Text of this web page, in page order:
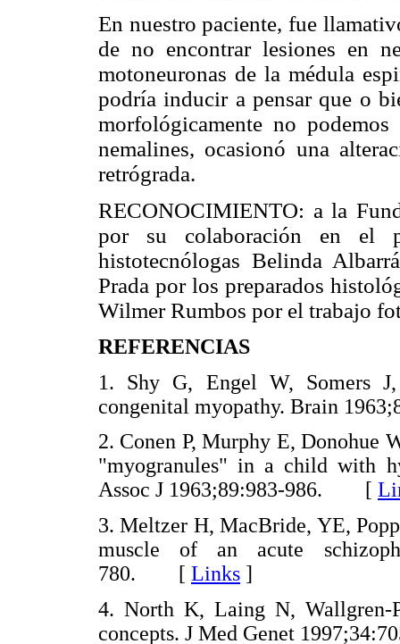
En nuestro paciente, fue
de no encontrar lesiones en
motoneuronas de la médula
podría inducir a pensar que o
morfológicamente no
nemalines, ocasionó una
retrógrada.
RECONOCIMIENTO: a la
por su colaboración en el
histotecnólogas Belinda
Prada por los preparados
Wilmer Rumbos por el trabajo
REFERENCIAS
1. Shy G, Engel W, Somers
congenital myopathy. Brain
2. Conen P, Murphy E, Donohue
"myogranules" in a child with
Assoc J 1963;89:983-986. [
3. Meltzer H, MacBride, YE,
muscle of an acute
780. [ Links ]
4. North K, Laing N, Wallgren-
concepts. J Med Genet